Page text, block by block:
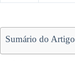
Sumário do Artigo